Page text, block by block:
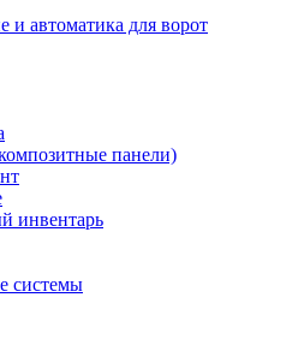
автоматика для ворот
панели)
инвентарь
системы